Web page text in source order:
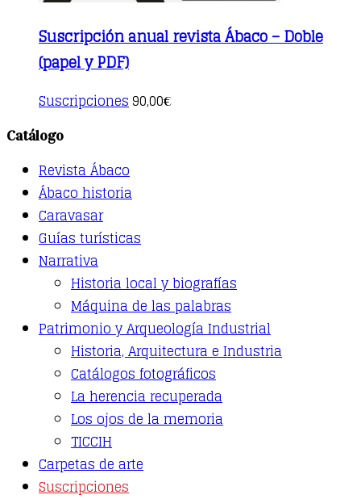
Suscripción anual revista Ábaco – Doble
(papel y PDF)
Suscripciones This
product
may
chosen
on
product
90,00€
Catálogo
Revista Ábaco
Ábaco historia
Caravasar
Guías turísticas
Narrativa
Historia local y biografías
Máquina de las palabras
Patrimonio y Arqueología Industrial
Historia, Arquitectura e Industria
Catálogos fotográficos
La herencia recuperada
Los ojos de la memoria
TICCIH
Carpetas de arte
Suscripciones